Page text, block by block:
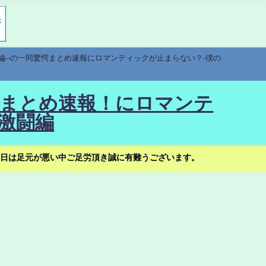
の一同驚愕まとめ速報にロマンティックが止まらない？-僕の
とめ速報！にロマンテ
闘編
足元が悪い中ご足労頂き誠に有難うございます。